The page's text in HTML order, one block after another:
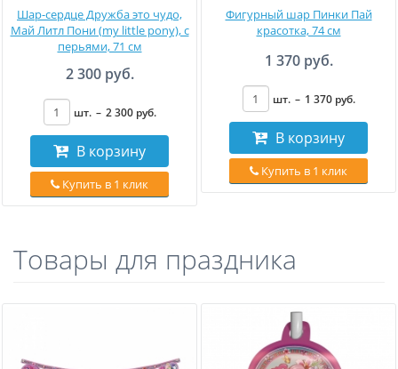
Шар-сердце Дружба это чудо,
Май Литл Пони (my little pony), c
перьями, 71 см
2 300 руб.
шт. – 2 300 руб.
В корзину
Купить в 1 клик
Фигурный шар Пинки Пай
красотка, 74 см
1 370 руб.
шт. – 1 370 руб.
В корзину
Купить в 1 клик
Товары для праздника